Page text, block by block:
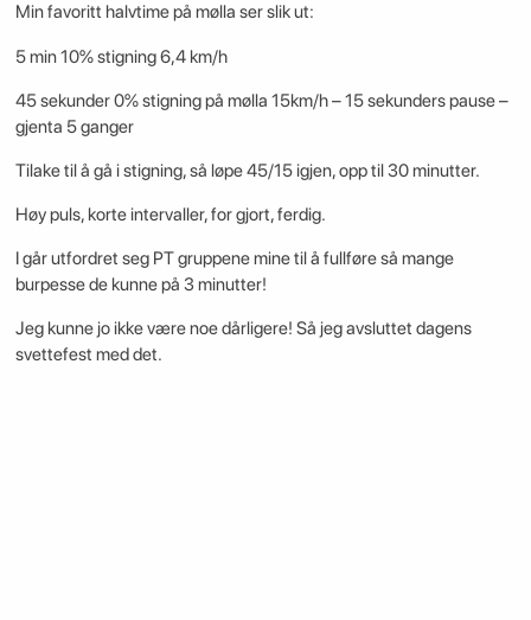
Min favoritt halvtime på mølla ser slik ut:
5 min 10% stigning 6,4 km/h
45 sekunder 0% stigning på mølla 15km/h – 15 sekunders pause –
gjenta 5 ganger
Tilake til å gå i stigning, så løpe 45/15 igjen, opp til 30 minutter.
Høy puls, korte intervaller, for gjort, ferdig.
I går utfordret seg PT gruppene mine til å fullføre så mange
burpesse de kunne på 3 minutter!
Jeg kunne jo ikke være noe dårligere! Så jeg avsluttet dagens
svettefest med det.